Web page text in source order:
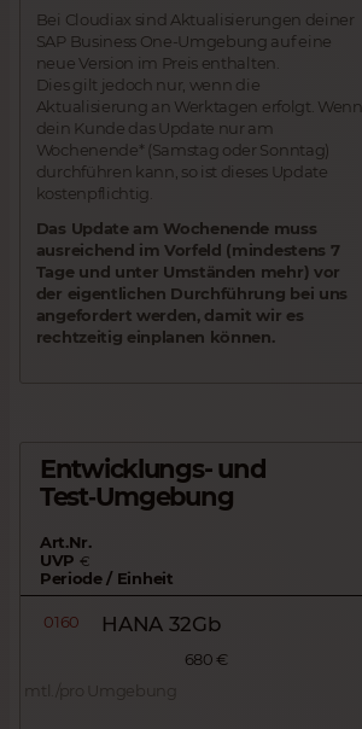
Bei Cloudiax sind Aktualisierungen deiner
SAP Business One-Umgebung auf eine
neue Version im Preis enthalten.
Dies gilt jedoch nur, wenn die
Aktualisierung an Werktagen erfolgt. Wenn
dein Kunde das Update nur am
Wochenende* (Samstag oder Sonntag)
durchführen kann, so ist dieses Update
kostenpflichtig.
Das Update am Wochenende muss
ausreichend im Vorfeld (mindestens 7
Tage und unter Umständen mehr) vor
der eigentlichen Durchführung bei uns
angefordert werden, damit wir es
rechtzeitig einplanen können.
Entwicklungs- und
Test‑Umgebung
Art.Nr.
UVP €
Periode / Einheit
0160 HANA 32Gb
680 €
mtl./pro Umgebung